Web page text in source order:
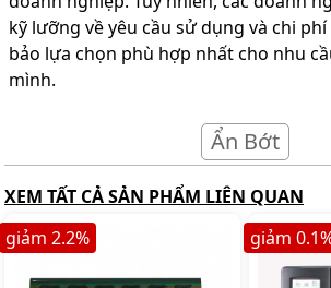
kỹ lưỡng về yêu cầu sử dụng và chi
bảo lựa chọn phù hợp nhất cho nhu
mình.
Ẩn Bớt
XEM TẤT CẢ SẢN PHẨM LIÊN QUAN
giảm 2.2% giảm 0.1